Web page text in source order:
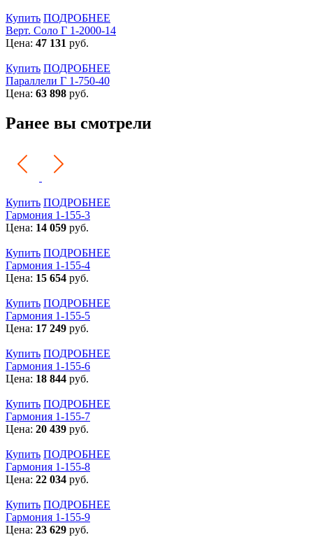
Купить ПОДРОБНЕЕ
Верт. Соло Г 1-2000-14
Цена: 47 131 руб.
Купить ПОДРОБНЕЕ
Параллели Г 1-750-40
Цена: 63 898 руб.
Ранее вы смотрели
Купить ПОДРОБНЕЕ
Гармония 1-155-3
Цена: 14 059 руб.
Купить ПОДРОБНЕЕ
Гармония 1-155-4
Цена: 15 654 руб.
Купить ПОДРОБНЕЕ
Гармония 1-155-5
Цена: 17 249 руб.
Купить ПОДРОБНЕЕ
Гармония 1-155-6
Цена: 18 844 руб.
Купить ПОДРОБНЕЕ
Гармония 1-155-7
Цена: 20 439 руб.
Купить ПОДРОБНЕЕ
Гармония 1-155-8
Цена: 22 034 руб.
Купить ПОДРОБНЕЕ
Гармония 1-155-9
Цена: 23 629 руб.